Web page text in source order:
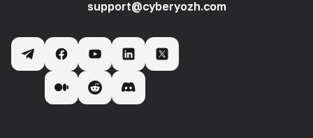
support@cyberyozh.com